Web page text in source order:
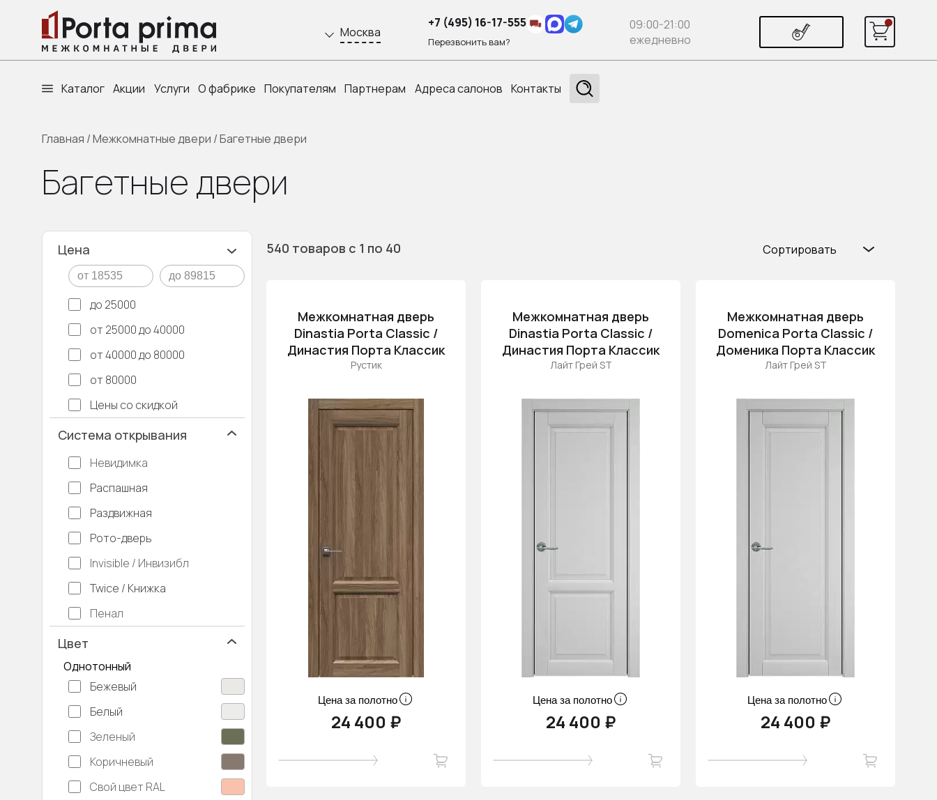
Москва
+7 (495) 16-17-555
Перезвонить вам?
09:00-21:00
ежедневно
Каталог Акции Услуги О фабрике Покупателям Партнерам Адреса салонов Контакты
Главная /Межкомнатные двери /Багетные двери
Багетные двери
Цена
до 25000
от 25000 до 40000
от 40000 до 80000
от 80000
Цены со скидкой
Система открывания
Невидимка
Распашная
Раздвижная
Рото-дверь
Invisible / Инвизибл
Twice / Книжка
Пенал
Цвет
Однотонный
Бежевый
Белый
Зеленый
Коричневый
Свой цвет RAL
Серебристый
Серый
Темно-серый
Хаки
Черный
540 товаров с 1 по 40
Сортировать
Цена (убыв.)
Cначала новинки
Cначала скидки
Межкомнатная дверь
Dinastia Porta Classic /
Династия Порта Классик
Рустик
Цена за полотно
24 400 ₽
Межкомнатная дверь
Dinastia Porta Classic /
Династия Порта Классик
Лайт Грей ST
Цена за полотно
24 400 ₽
Межкомнатная дверь
Domenica Porta Classic /
Доменика Порта Классик
Лайт Грей ST
Цена за полотно
24 400 ₽